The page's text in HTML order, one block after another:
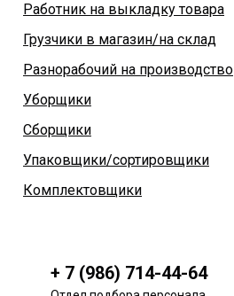
Комплектовщики
Упаковщики/сортировщики
Сборщики
Уборщики
Разнорабочий на производство
Грузчики в магазин/на склад
Работник на выкладку товара
+ 7 (986) 714-44-64